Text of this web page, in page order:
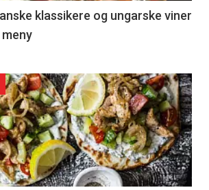
klassikere og ungarske viner